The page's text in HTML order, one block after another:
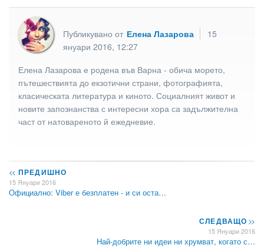
Публикувано от Елена Лазарова
15
януари 2016, 12:27
Елена Лазарова е родена във Варна - обича морето,
пътешествията до екзотични страни, фотографията,
класическата литература и киното. Социалният живот и
новите запознанства с интересни хора са задължителна
част от натовареното й ежедневие.
<< ПРЕДИШНО
15 Януари 2016
Официално: Viber е безплатен - и си оста…
СЛЕДВАЩО>>
15 Януари 2016
Най-добрите ни идеи ни хрумват, когато с…